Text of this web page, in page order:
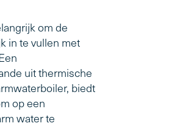
om de
in te vullen met
uit thermische
biedt
op een
water te